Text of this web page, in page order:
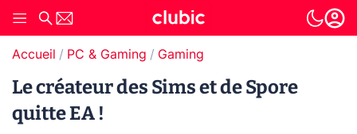
Accueil PC & Gaming Gaming
Le créateur des Sims et de Spore
quitte EA !